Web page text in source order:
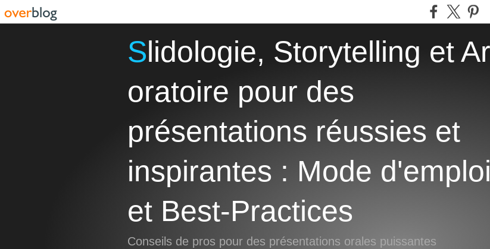
Slidologie, Storytelling et Art
oratoire pour des
présentations réussies et
inspirantes : Mode d'emploi
et Best-Practices
Conseils de pros pour des présentations orales puissantes